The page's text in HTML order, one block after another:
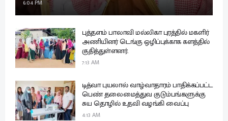
6:04 PM
புத்தளம் பாலாவி மல்லிகா புரத்தில் மகளிர்
அணியினர் டெங்கு ஒழிப்புக்காக களத்தில்
குதித்துள்ளனர்.
7:13 AM
டித்வா புயலால் வாழ்வாதாரம் பாதிக்கப்பட்ட
பெண் தலைமைத்துவ குடும்பங்களுக்கு
சுய தொழில் உதவி வழங்கி வைப்பு
4:13 AM